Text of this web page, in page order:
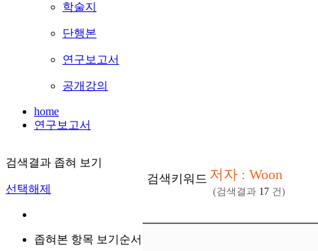
학술지
단행본
연구보고서
공개강의
home
연구보고서
검색결과 좁혀 보기
선택해제
좁혀본 항목 보기순서
검색키워드 저자 : Woon
(검색결과 17 건)